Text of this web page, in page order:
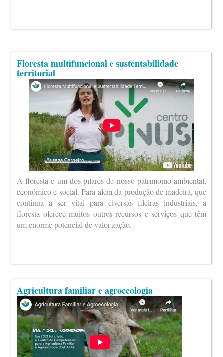
Floresta multifuncional e sustentabilidade
territorial
A floresta é um dos pilares do nosso património ambiental,
económico e social. Para além da produção de madeira, que
continua a ser vital para diversas fileiras industriais, a
floresta oferece muitos outros recursos e serviços que têm
um enorme potencial de valorização.
Agricultura familiar e agroecologia